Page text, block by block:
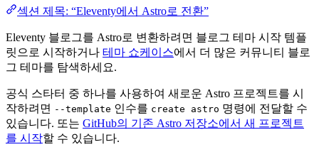
섹션 제목: “Eleventy에서 Astro로 전환”
Eleventy 블로그를 Astro로 변환하려면 블로그 테마 시작 템플
릿으로 시작하거나 테마 쇼케이스에서 더 많은 커뮤니티 블로
그 테마를 탐색하세요.
공식 스타터 중 하나를 사용하여 새로운 Astro 프로젝트를 시
작하려면 --template 인수를 create astro 명령에 전달할 수
있습니다. 또는 GitHub의 기존 Astro 저장소에서 새 프로젝트
를 시작할 수 있습니다.